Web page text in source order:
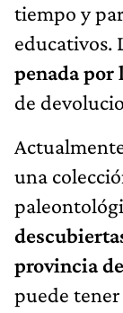
tiempo y
educativos.
penada por
de
una
provincia
puede